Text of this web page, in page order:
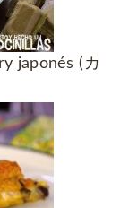
japonés (カ